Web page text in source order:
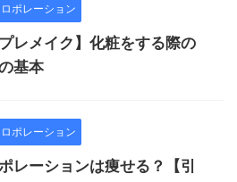
ポレーション
プレメイク】化粧をする際の
基本
ポレーション
レーションは痩せる？【引